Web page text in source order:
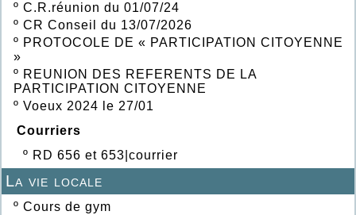
º C.R.réunion du 01/07/24
º CR Conseil du 13/07/2026
º PROTOCOLE DE « PARTICIPATION CITOYENNE
»
º REUNION DES REFERENTS DE LA
PARTICIPATION CITOYENNE
º Voeux 2024 le 27/01
Courriers
º RD 656 et 653|courrier
La vie locale
º Cours de gym